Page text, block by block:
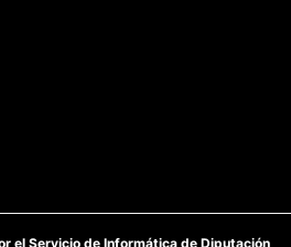
el Servicio de Informática de Diputación